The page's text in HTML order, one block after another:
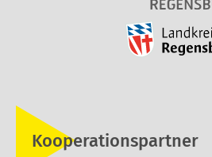
Kooperationspartner